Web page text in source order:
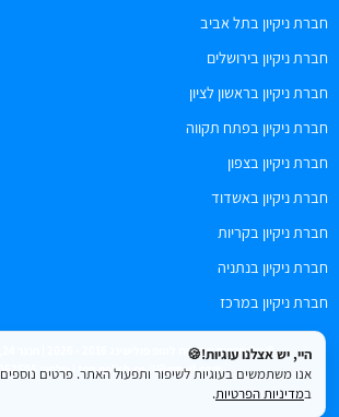
חברת ניקיון בתל אביב
חברת ניקיון בירושלים
חברת ניקיון בראשון לציון
חברת ניקיון בפתח תקווה
חברת ניקיון בצפון
חברת ניקיון באשדוד
חברת ניקיון בקריות
חברת ניקיון בנתניה
חברת ניקיון במרכז
top.polish.co.il@gmail.com | טלפון: 077-6052505
היי, יש אצלנו עוגיות!🍪
אנו משתמשים בעוגיות לשיפור ותפעול האתר. פרטים נוספים
במדיניות הפרטיות.